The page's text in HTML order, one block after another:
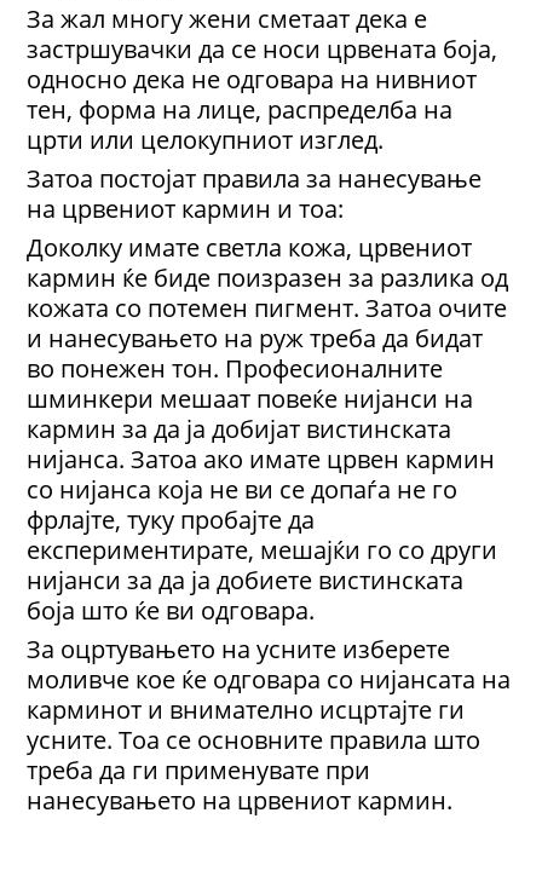
За жал многу жени сметаат дека е
застршувачки да се носи црвената боја,
односно дека не одговара на нивниот
тен, форма на лице, распределба на
црти или целокупниот изглед.
Затоа постојат правила за нанесување
на црвениот кармин и тоа:
Доколку имате светла кожа, црвениот
кармин ќе биде поизразен за разлика од
кожата со потемен пигмент. Затоа очите
и нанесувањето на руж треба да бидат
во понежен тон. Професионалните
шминкери мешаат повеќе нијанси на
кармин за да ја добијат вистинската
нијанса. Затоа ако имате црвен кармин
со нијанса која не ви се допаѓа не го
фрлајте, туку пробајте да
експериментирате, мешајќи го со други
нијанси за да ја добиете вистинската
боја што ќе ви одговара.
За оцртувањето на усните изберете
моливче кое ќе одговара со нијансата на
карминот и внимателно исцртајте ги
усните. Тоа се основните правила што
треба да ги применувате при
нанесувањето на црвениот кармин.